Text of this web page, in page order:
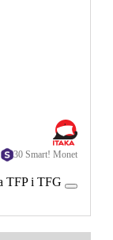
30 Smart! Monet
TFP i TFG